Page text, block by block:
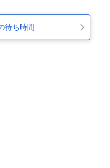
待ち時間